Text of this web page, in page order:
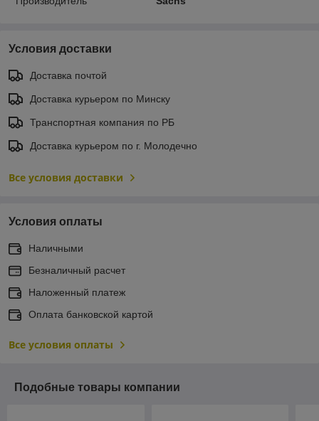
Условия доставки
Доставка почтой
Доставка курьером по Минску
Транспортная компания по РБ
Доставка курьером по г. Молодечно
Все условия доставки
Условия оплаты
Наличными
Безналичный расчет
Наложенный платеж
Оплата банковской картой
Все условия оплаты
Подобные товары компании